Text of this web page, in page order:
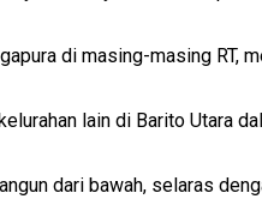
di masing-masing RT,
lain di Barito Utara
dari bawah, selaras